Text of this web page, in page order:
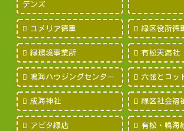
デンズ
ユメリア徳重 緑区役所徳
緑環境事業所 有松天満社
鳴海ハウジングセンター 六弦とコッ
成海神社 緑区社会福
アピタ緑店 有松・鳴海